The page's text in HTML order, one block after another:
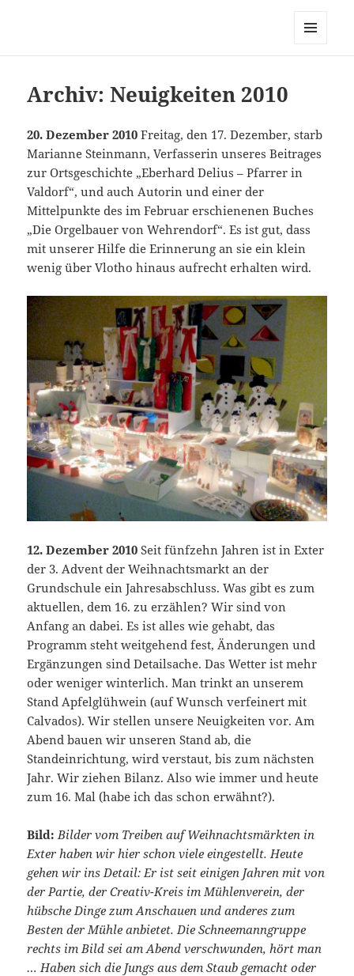
Archiv: Neuigkeiten 2010
20. Dezember 2010 Freitag, den 17. Dezember, starb
Marianne Steinmann, Verfasserin unseres Beitrages
zur Ortsgeschichte „Eberhard Delius – Pfarrer in
Valdorf“, und auch Autorin und einer der
Mittelpunkte des im Februar erschienenen Buches
„Die Orgelbauer von Wehrendorf“. Es ist gut, dass
mit unserer Hilfe die Erinnerung an sie ein klein
wenig über Vlotho hinaus aufrecht erhalten wird.
12. Dezember 2010 Seit fünfzehn Jahren ist in Exter
der 3. Advent der Weihnachtsmarkt an der
Grundschule ein Jahresabschluss. Was gibt es zum
aktuellen, dem 16. zu erzählen? Wir sind von
Anfang an dabei. Es ist alles wie gehabt, das
Programm steht weitgehend fest, Änderungen und
Ergänzungen sind Detailsache. Das Wetter ist mehr
oder weniger winterlich. Man trinkt an unserem
Stand Apfelglühwein (auf Wunsch verfeinert mit
Calvados). Wir stellen unsere Neuigkeiten vor. Am
Abend bauen wir unseren Stand ab, die
Standeinrichtung, wird verstaut, bis zum nächsten
Jahr. Wir ziehen Bilanz. Also wie immer und heute
zum 16. Mal (habe ich das schon erwähnt?).
Bild: Bilder vom Treiben auf Weihnachtsmärkten in
Exter haben wir hier schon viele eingestellt. Heute
gehen wir ins Detail: Er ist seit einigen Jahren mit von
der Partie, der Creativ-Kreis im Mühlenverein, der
hübsche Dinge zum Anschauen und anderes zum
Besten der Mühle anbietet. Die Schneemanngruppe
rechts im Bild sei am Abend verschwunden, hört man
… Haben sich die Jungs aus dem Staub gemacht oder